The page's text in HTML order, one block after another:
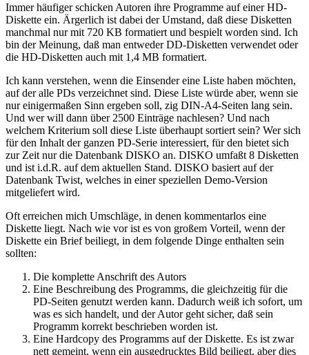
Immer häufiger schicken Autoren ihre Programme auf einer HD-
Diskette ein. Ärgerlich ist dabei der Umstand, daß diese Disketten
manchmal nur mit 720 KB formatiert und bespielt worden sind. Ich
bin der Meinung, daß man entweder DD-Disketten verwendet oder
die HD-Disketten auch mit 1,4 MB formatiert.
Ich kann verstehen, wenn die Einsender eine Liste haben möchten,
auf der alle PDs verzeichnet sind. Diese Liste würde aber, wenn sie
nur einigermaßen Sinn ergeben soll, zig DIN-A4-Seiten lang sein.
Und wer will dann über 2500 Einträge nachlesen? Und nach
welchem Kriterium soll diese Liste überhaupt sortiert sein? Wer sich
für den Inhalt der ganzen PD-Serie interessiert, für den bietet sich
zur Zeit nur die Datenbank DISKO an. DISKO umfaßt 8 Disketten
und ist i.d.R. auf dem aktuellen Stand. DISKO basiert auf der
Datenbank Twist, welches in einer speziellen Demo-Version
mitgeliefert wird.
Oft erreichen mich Umschläge, in denen kommentarlos eine
Diskette liegt. Nach wie vor ist es von großem Vorteil, wenn der
Diskette ein Brief beiliegt, in dem folgende Dinge enthalten sein
sollten:
Die komplette Anschrift des Autors
Eine Beschreibung des Programms, die gleichzeitig für die
PD-Seiten genutzt werden kann. Dadurch weiß ich sofort, um
was es sich handelt, und der Autor geht sicher, daß sein
Programm korrekt beschrieben worden ist.
Eine Hardcopy des Programms auf der Diskette. Es ist zwar
nett gemeint, wenn ein ausgedrucktes Bild beiliegt, aber dies